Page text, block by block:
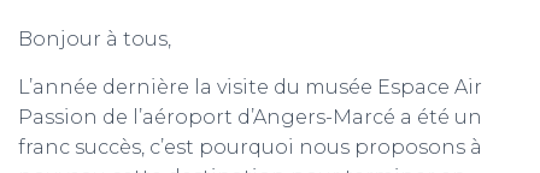
Bonjour à tous,
L’année dernière la visite du musée Espace Air
Passion de l’aéroport d’Angers-Marcé a été un
franc succès, c’est pourquoi nous proposons à